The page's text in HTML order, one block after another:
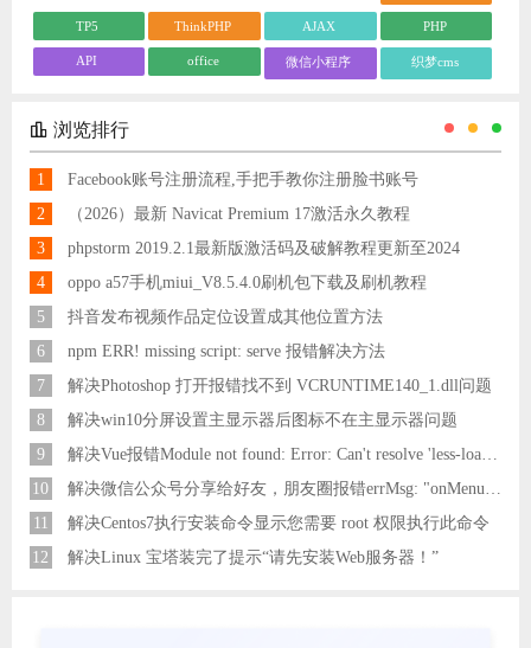
TP5 ThinkPHP AJAX PHP
API office 微信小程序 织梦cms
浏览排行
1
Facebook账号注册流程,手把手教你注册脸书账号
2
（2026）最新 Navicat Premium 17激活永久教程
3
phpstorm 2019.2.1最新版激活码及破解教程更新至2024
4
oppo a57手机miui_V8.5.4.0刷机包下载及刷机教程
5
抖音发布视频作品定位设置成其他位置方法
6
npm ERR! missing script: serve 报错解决方法
7
解决Photoshop 打开报错找不到 VCRUNTIME140_1.dll问题
8
解决win10分屏设置主显示器后图标不在主显示器问题
9
解决Vue报错Module not found: Error: Can't resolve 'less-loader' in 'C:\Users\Hm\Desktop\vue\vue_shop'问题
10
11
解决Centos7执行安装命令显示您需要 root 权限执行此命令
12
解决Linux 宝塔装完了提示“请先安装Web服务器！”